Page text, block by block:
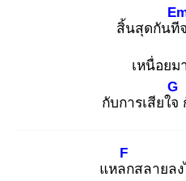
สิ้นสุดกันทีจ
เหนื่อยม
กับการเสียใจ
G
แหลก
F
สลายล